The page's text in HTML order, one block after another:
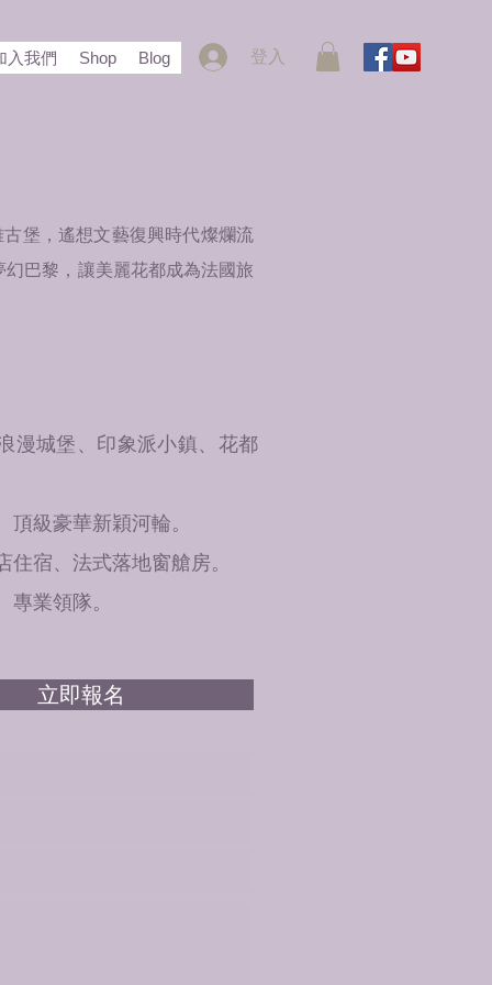
入我們 Shop Blog 登入
堡，遙想文藝復興時代燦爛流
巴黎，讓美麗花都成為法國旅
漫城堡、印象派小鎮、花都
頂級豪華新穎河輪。
住宿、法式落地窗艙房。
專業領隊。
立即報名